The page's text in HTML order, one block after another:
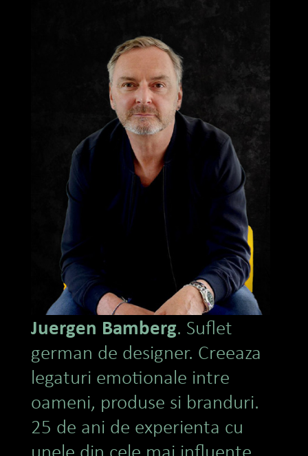
Juergen Bamberg. Suflet
german de designer. Creeaza
legaturi emotionale intre
oameni, produse si branduri.
25 de ani de experienta cu